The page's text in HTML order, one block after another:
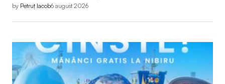
by Petruț Iacob6 august 2026